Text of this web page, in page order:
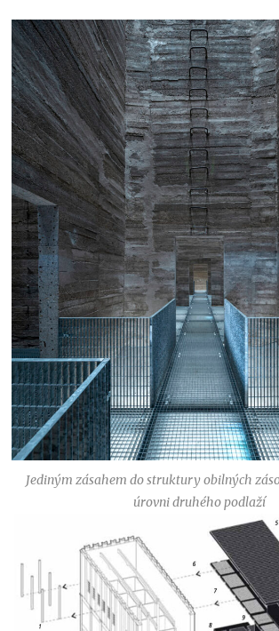
Jediným zásahem do struktury obilných
úrovni druhého podlaží